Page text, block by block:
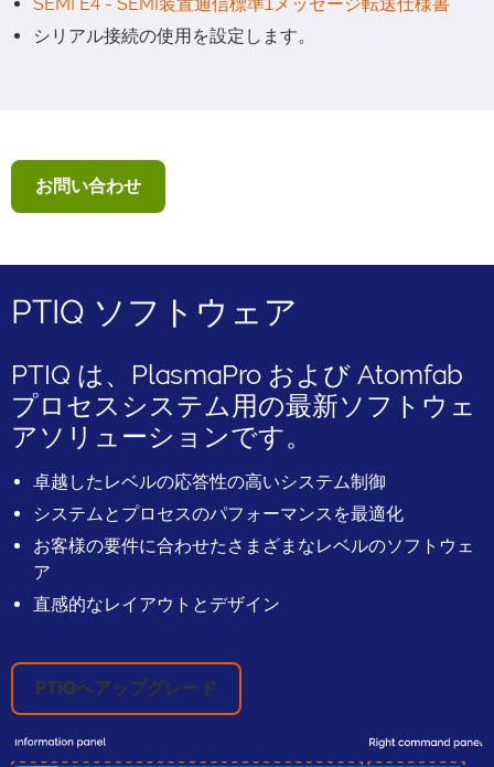
シリアル接続の使用を設定します。
お問い合わせ
PTIQ ソフトウェア
PTIQ は、PlasmaPro および Atomfab
プロセスシステム用の最新ソフトウェ
アソリューションです。
卓越したレベルの応答性の高いシステム制御
システムとプロセスのパフォーマンスを最適化
お客様の要件に合わせたさまざまなレベルのソフトウェ
ア
直感的なレイアウトとデザイン
PTIQへアップグレード